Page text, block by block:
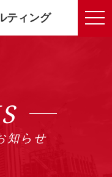
ティング
知らせ